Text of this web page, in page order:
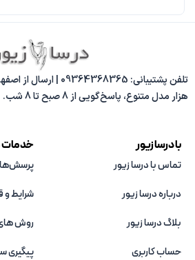
تلفن پشتیبانی:
هزار مدل متنوع، پاسخ‌گویی از 8 صبح تا 8 شب.
با درسا زیور
تماس با درسا زیور
درباره درسا زیور
بلاگ درسا زیور
حساب کاربری
خدمات
شرایط و
روش
پیگیری